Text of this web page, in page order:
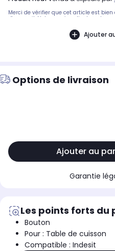
Merci de vérifier que cet article est
d'appareil. Notre service client peut
C - F074066, 44530730000 Ajouter
Options de livraison
Ajouter au
Garantie
Les points forts du
Bouton
Pour : Table de cuisson
Compatible : Indesit